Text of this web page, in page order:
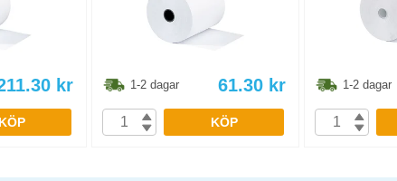
kr
KÖP
1-2 dagar 61.30 kr
KÖP
1-2 dagar